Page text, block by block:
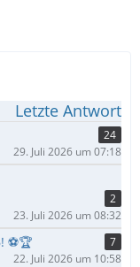
Letzte Antwort
24
29. Juli 2026 um 07:18
2
23. Juli 2026 um 08:32
⚽🏆
7
22. Juli 2026 um 10:58